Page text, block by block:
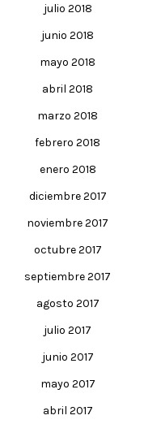
julio 2018
junio 2018
mayo 2018
abril 2018
marzo 2018
febrero 2018
enero 2018
diciembre 2017
noviembre 2017
octubre 2017
septiembre 2017
agosto 2017
julio 2017
junio 2017
mayo 2017
abril 2017